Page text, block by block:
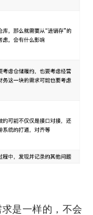
是一样的，不会